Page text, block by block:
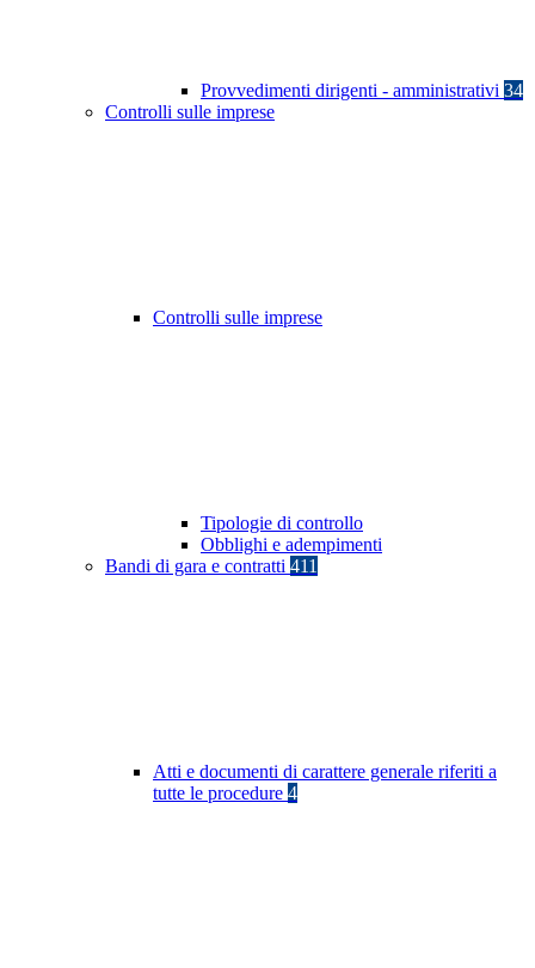
Provvedimenti dirigenti - amministrativi 34
Controlli sulle imprese
Controlli sulle imprese
Tipologie di controllo
Obblighi e adempimenti
Bandi di gara e contratti 411
Atti e documenti di carattere generale riferiti a
tutte le procedure 4